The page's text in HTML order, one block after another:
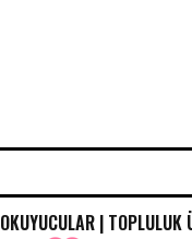
OKUYUCULAR | TOPLULUK